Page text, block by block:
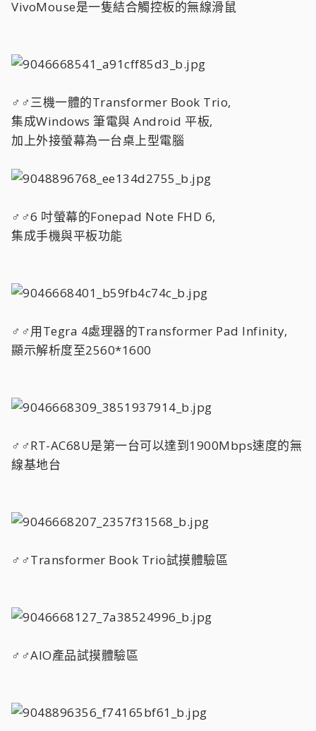
VivoMouse是一隻結合觸控板的無線滑鼠
♂♂三機一體的Transformer Book Trio,
集成Windows 筆電與 Android 平板,
加上外接螢幕為一台桌上型電腦
♂♂6 吋螢幕的Fonepad Note FHD 6,
集成手機與平板功能
♂♂用Tegra 4處理器的Transformer Pad Infinity,
顯示解析度至2560*1600
♂♂RT-AC68U是第一台可以達到1900Mbps速度的無
線基地台
♂♂Transformer Book Trio試摸體驗區
♂♂AIO產品試摸體驗區